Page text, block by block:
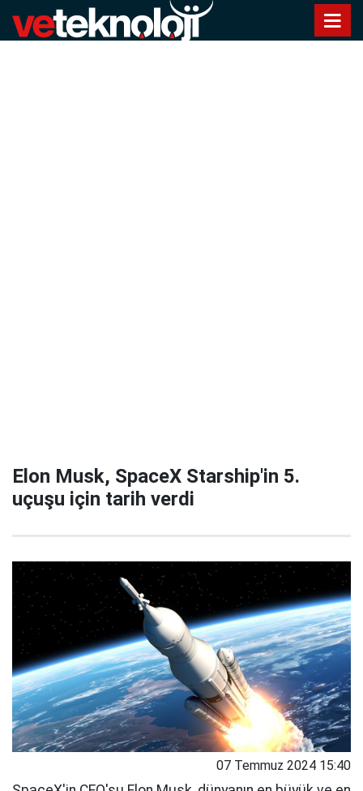
Elon Musk, SpaceX Starship'in 5.
uçuşu için tarih verdi
07 Temmuz 2024 15:40